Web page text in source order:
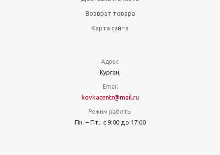
Возврат товара
Карта сайта
Адрес
Курган,
Email
kovkacentr@mail.ru
Режим работы
Пн. – Пт.: с 9:00 до 17:00